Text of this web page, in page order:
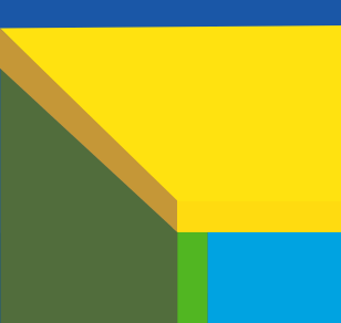
Connexion
Adresse email
Vous n'avez pas de compte ?